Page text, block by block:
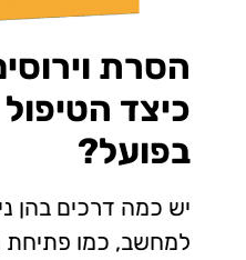
הסרת
כיצד
בפועל?
יש כמה דרכים בהן
למחשב, כמו פתיחת